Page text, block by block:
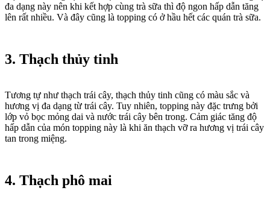
đa dạng này nên khi kết hợp cùng trà sữa thì độ ngon hấp dẫn tăng
lên rất nhiều. Và đây cũng là topping có ở hầu hết các quán trà sữa.
3. Thạch thủy tinh
Tương tự như thạch trái cây, thạch thủy tinh cũng có màu sắc và
hương vị đa dạng từ trái cây. Tuy nhiên, topping này đặc trưng bởi
lớp vỏ bọc mỏng dai và nước trái cây bên trong. Cảm giác tăng độ
hấp dẫn của món topping này là khi ăn thạch vỡ ra hương vị trái cây
tan trong miệng.
4. Thạch phô mai